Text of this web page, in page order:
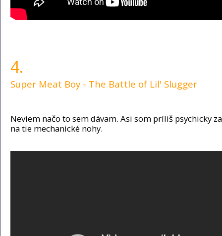
4.
Super Meat Boy - The Battle of Lil' Slugger
Neviem načo to sem dávam. Asi som príliš psychicky
na tie mechanické nohy.